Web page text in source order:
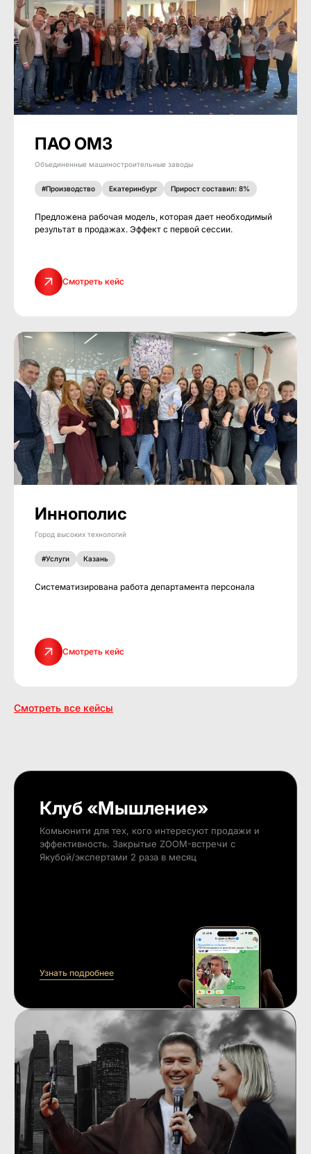
ПАО ОМЗ
Объединенные машиностроительные заводы
#Производство Екатеринбург Прирост составил: 8%
Предложена рабочая модель, которая дает необходимый
результат в продажах. Эффект с первой сессии.
Смотреть кейс
Иннополис
Город высоких технологий
#Услуги Казань
Систематизирована работа департамента персонала
Смотреть кейс
Смотреть все кейсы
Клуб «Мышление»
Комьюнити для тех, кого интересуют продажи и
эффективность. Закрытые ZOOM-встречи с
Якубой/экспертами 2 раза в месяц
Узнать подробнее